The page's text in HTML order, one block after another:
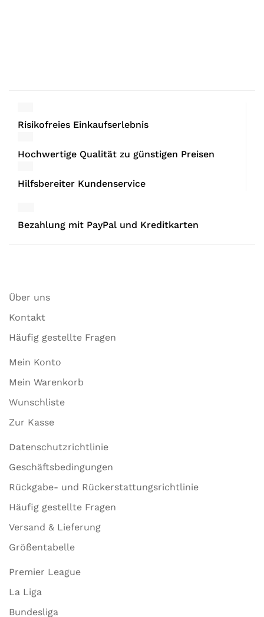
Risikofreies Einkaufserlebnis
Hochwertige Qualität zu günstigen Preisen
Hilfsbereiter Kundenservice
Bezahlung mit PayPal und Kreditkarten
Über uns
Kontakt
Häufig gestellte Fragen
Mein Konto
Mein Warenkorb
Wunschliste
Zur Kasse
Datenschutzrichtlinie
Geschäftsbedingungen
Rückgabe- und Rückerstattungsrichtlinie
Häufig gestellte Fragen
Versand & Lieferung
Größentabelle
Premier League
La Liga
Bundesliga